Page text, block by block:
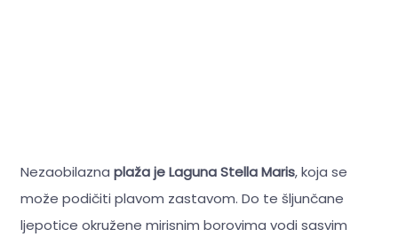
Nezaobilazna plaža je Laguna Stella Maris, koja se
može podičiti plavom zastavom. Do te šljunčane
ljepotice okružene mirisnim borovima vodi sasvim